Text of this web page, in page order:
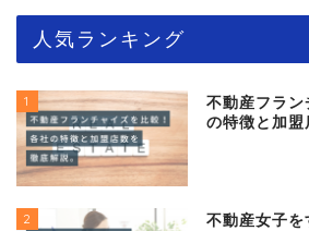
人気ランキング
1
不動産フラン
の特徴と加盟
2
不動産女子を